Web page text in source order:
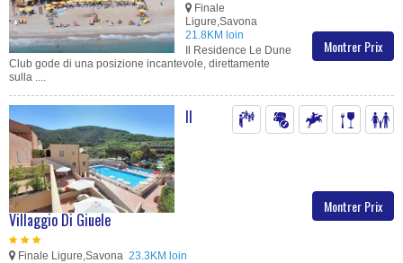
Montrer Prix
Finale
Ligure,Savona
21.8KM loin
Il Residence Le Dune
Club gode di una posizione incantevole, direttamente
sulla ....
Montrer Prix
Il
Villaggio Di Giuele
Finale Ligure,Savona 23.3KM loin